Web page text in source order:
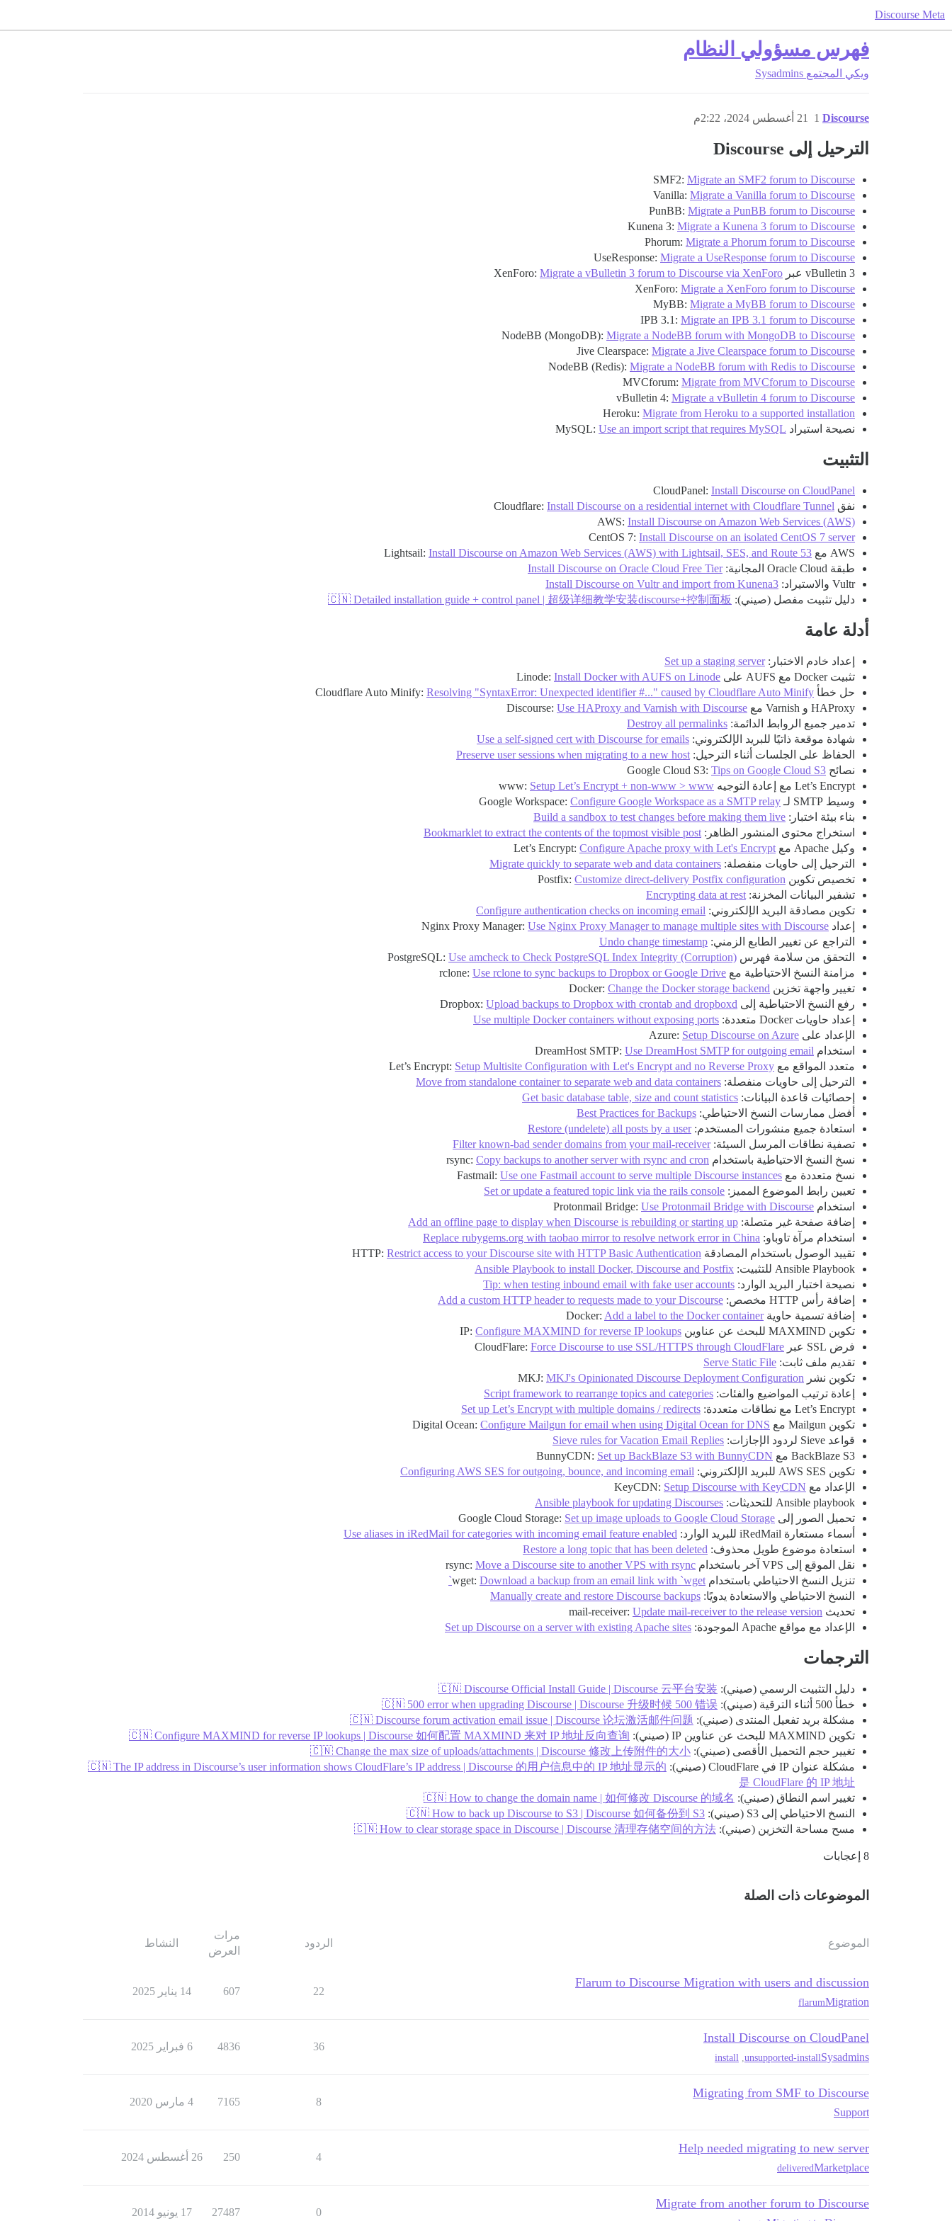
Discourse Meta
فهرس مسؤولي النظام
ويكي المجتمع Sysadmins
Discourse 21 أغسطس 2024، 2:22م 1
الترحيل إلى Discourse
SMF2: Migrate an SMF2 forum to Discourse
Vanilla: Migrate a Vanilla forum to Discourse
PunBB: Migrate a PunBB forum to Discourse
Kunena 3: Migrate a Kunena 3 forum to Discourse
Phorum: Migrate a Phorum forum to Discourse
UseResponse: Migrate a UseResponse forum to Discourse
vBulletin 3 عبر XenForo:
Migrate a vBulletin 3 forum to Discourse via XenForo
XenForo: Migrate a XenForo forum to Discourse
MyBB: Migrate a MyBB forum to Discourse
IPB 3.1: Migrate an IPB 3.1 forum to Discourse
NodeBB (MongoDB): Migrate a NodeBB forum with MongoDB to Discourse
Jive Clearspace: Migrate a Jive Clearspace forum to Discourse
NodeBB (Redis): Migrate a NodeBB forum with Redis to Discourse
MVCforum: Migrate from MVCforum to Discourse
vBulletin 4: Migrate a vBulletin 4 forum to Discourse
Heroku: Migrate from Heroku to a supported installation
نصيحة استيراد MySQL: Use an import script that requires MySQL
التثبيت
CloudPanel: Install Discourse on CloudPanel
نفق Cloudflare: Install Discourse on a residential internet with Cloudflare Tunnel
AWS: Install Discourse on Amazon Web Services (AWS)
CentOS 7: Install Discourse on an isolated CentOS 7 server
AWS مع Lightsail:
Install Discourse on Amazon Web Services (AWS) with Lightsail, SES, and Route 53
طبقة Oracle Cloud المجانية:
Install Discourse on Oracle Cloud Free Tier
Vultr والاستيراد:
Install Discourse on Vultr and import from Kunena3
دليل تثبيت مفصل (صيني): 🇨🇳 Detailed installation guide + control panel | 超级详细教学安装discourse+控制面板
أدلة عامة
إعداد خادم الاختبار:Set up a staging server
تثبيت Docker مع AUFS على Linode:
Install Docker with AUFS on Linode
حل خطأ Cloudflare Auto Minify: Resolving "SyntaxError: Unexpected identifier #..." caused by Cloudflare Auto Minify
HAProxy و Varnish مع Discourse:
Use HAProxy and Varnish with Discourse
تدمير جميع الروابط الدائمة: Destroy all permalinks
شهادة موقعة ذاتيًا للبريد الإلكتروني: Use a self-signed cert with Discourse for emails
الحفاظ على الجلسات أثناء الترحيل: Preserve user sessions when migrating to a new host
نصائح Google Cloud S3: Tips on Google Cloud S3
Let’s Encrypt مع إعادة التوجيه www:
Setup Let’s Encrypt + non-www > www
وسيط SMTP لـ Google Workspace:
Configure Google Workspace as a SMTP relay
بناء بيئة اختبار: Build a sandbox to test changes before making them live
استخراج محتوى المنشور الظاهر: Bookmarklet to extract the contents of the topmost visible post
وكيل Apache مع Let’s Encrypt:
Configure Apache proxy with Let's Encrypt
الترحيل إلى حاويات منفصلة: Migrate quickly to separate web and data containers
تخصيص تكوين Postfix: Customize direct-delivery Postfix configuration
تشفير البيانات المخزنة: Encrypting data at rest
تكوين مصادقة البريد الإلكتروني: Configure authentication checks on incoming email
إعداد Nginx Proxy Manager: Use Nginx Proxy Manager to manage multiple sites with Discourse
التراجع عن تغيير الطابع الزمني: Undo change timestamp
التحقق من سلامة فهرس PostgreSQL: Use amcheck to Check PostgreSQL Index Integrity (Corruption)
مزامنة النسخ الاحتياطية مع rclone: Use rclone to sync backups to Dropbox or Google Drive
تغيير واجهة تخزين Docker: Change the Docker storage backend
رفع النسخ الاحتياطية إلى Dropbox: Upload backups to Dropbox with crontab and dropboxd
إعداد حاويات Docker متعددة:
Use multiple Docker containers without exposing ports
الإعداد على Azure: Setup Discourse on Azure
استخدام DreamHost SMTP: Use DreamHost SMTP for outgoing email
متعدد المواقع مع Let’s Encrypt: Setup Multisite Configuration with Let's Encrypt and no Reverse Proxy
الترحيل إلى حاويات منفصلة: Move from standalone container to separate web and data containers
إحصائيات قاعدة البيانات: Get basic database table, size and count statistics
أفضل ممارسات النسخ الاحتياطي: Best Practices for Backups
استعادة جميع منشورات المستخدم:Restore (undelete) all posts by a user
تصفية نطاقات المرسل السيئة:Filter known-bad sender domains from your mail-receiver
نسخ النسخ الاحتياطية باستخدام rsync: Copy backups to another server with rsync and cron
نسخ متعددة مع Fastmail: Use one Fastmail account to serve multiple Discourse instances
تعيين رابط الموضوع المميز: Set or update a featured topic link via the rails console
استخدام Protonmail Bridge: Use Protonmail Bridge with Discourse
إضافة صفحة غير متصلة: Add an offline page to display when Discourse is rebuilding or starting up
استخدام مرآة تاوباو: Replace rubygems.org with taobao mirror to resolve network error in China
تقييد الوصول باستخدام المصادقة HTTP: Restrict access to your Discourse site with HTTP Basic Authentication
Ansible Playbook للتثبيت:
Ansible Playbook to install Docker, Discourse and Postfix
نصيحة اختبار البريد الوارد: Tip: when testing inbound email with fake user accounts
إضافة رأس HTTP مخصص:
Add a custom HTTP header to requests made to your Discourse
إضافة تسمية حاوية Docker:Add a label to the Docker container
تكوين MAXMIND للبحث عن عناوين IP:
Configure MAXMIND for reverse IP lookups
فرض SSL عبر CloudFlare:
Force Discourse to use SSL/HTTPS through CloudFlare
تقديم ملف ثابت: Serve Static File
تكوين نشر MKJ: MKJ's Opinionated Discourse Deployment Configuration
إعادة ترتيب المواضيع والفئات: Script framework to rearrange topics and categories
Let’s Encrypt مع نطاقات متعددة:
Set up Let’s Encrypt with multiple domains / redirects
تكوين Mailgun مع Digital Ocean:
Configure Mailgun for email when using Digital Ocean for DNS
قواعد Sieve لردود الإجازات:
Sieve rules for Vacation Email Replies
BackBlaze S3 مع BunnyCDN:
Set up BackBlaze S3 with BunnyCDN
تكوين AWS SES للبريد الإلكتروني:
Configuring AWS SES for outgoing, bounce, and incoming email
الإعداد مع KeyCDN: Setup Discourse with KeyCDN
Ansible playbook للتحديثات:
Ansible playbook for updating Discourses
تحميل الصور إلى Google Cloud Storage: Set up image uploads to Google Cloud Storage
أسماء مستعارة iRedMail للبريد الوارد:
Use aliases in iRedMail for categories with incoming email feature enabled
استعادة موضوع طويل محذوف: Restore a long topic that has been deleted
نقل الموقع إلى VPS آخر باستخدام rsync:
Move a Discourse site to another VPS with rsync
تنزيل النسخ الاحتياطي باستخدام wget: Download a backup from an email link with `wget`
النسخ الاحتياطي والاستعادة يدويًا: Manually create and restore Discourse backups
تحديث mail-receiver: Update mail-receiver to the release version
الإعداد مع مواقع Apache الموجودة:
Set up Discourse on a server with existing Apache sites
الترجمات
دليل التثبيت الرسمي (صيني): 🇨🇳 Discourse Official Install Guide | Discourse 云平台安装
خطأ 500 أثناء الترقية (صيني):
🇨🇳 500 error when upgrading Discourse | Discourse 升级时候 500 错误
مشكلة بريد تفعيل المنتدى (صيني): 🇨🇳 Discourse forum activation email issue | Discourse 论坛激活邮件问题
تكوين MAXMIND للبحث عن عناوين IP (صيني):
🇨🇳 Configure MAXMIND for reverse IP lookups | Discourse 如何配置 MAXMIND 来对 IP 地址反向查询
تغيير حجم التحميل الأقصى (صيني): 🇨🇳 Change the max size of uploads/attachments | Discourse 修改上传附件的大小
مشكلة عنوان IP في CloudFlare (صيني):
🇨🇳 The IP address in Discourse’s user information shows CloudFlare’s IP address | Discourse 的用户信息中的 IP 地址显示的
是 CloudFlare 的 IP 地址
تغيير اسم النطاق (صيني): 🇨🇳 How to change the domain name | 如何修改 Discourse 的域名
النسخ الاحتياطي إلى S3 (صيني):
🇨🇳 How to back up Discourse to S3 | Discourse 如何备份到 S3
مسح مساحة التخزين (صيني): 🇨🇳 How to clear storage space in Discourse | Discourse 清理存储空间的方法
8 إعجابات
الموضوعات ذات الصلة
الموضوع الردود
مرات
العرض
النشاط
Flarum to Discourse Migration with users and discussion
Migration
flarum
22
607 14 يناير 2025
Install Discourse on CloudPanel
Sysadmins
unsupported-install
install
36
4836 6 فبراير 2025
Migrating from SMF to Discourse
Support
8
7165 4 مارس 2020
Help needed migrating to new server
Marketplace
delivered
4
250 26 أغسطس 2024
Migrate from another forum to Discourse
0
27487 17 يونيو 2014